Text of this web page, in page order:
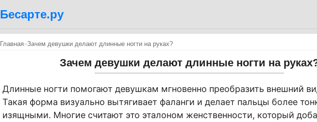
Бесарте.ру
Главная»Зачем девушки делают длинные ногти на руках?
Зачем девушки делают длинные ногти на
Длинные ногти помогают девушкам мгновенно преобразить внешний
Такая форма визуально вытягивает фаланги и делает пальцы более
изящными. Многие считают это эталоном женственности, который